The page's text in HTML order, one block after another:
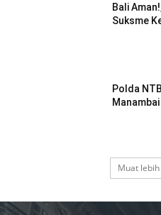
Bali
Suksme
Polda
Muat